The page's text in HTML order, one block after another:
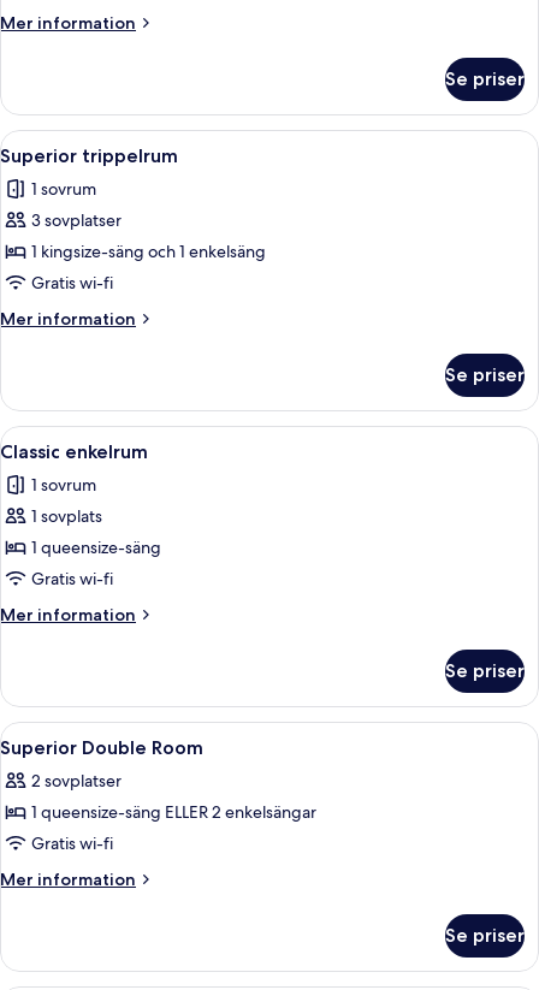
Mer information
Mer
dubbelrum
Se priser
Öppna
alla
foton
för
Superior
trippelrum
Ett hotellrum med två sängar, ett
4
Superior trippelrum
1 sovrum
3 sovplatser
1 kingsize-säng och 1 enkelsäng
Gratis wi-fi
Mer information
Mer
trippelrum
Se priser
Öppna
alla
foton
för
Classic
enkelrum
Ett hotellrum med en enkel säng,
3
Classic enkelrum
1 sovrum
1 sovplats
1 queensize-säng
Gratis wi-fi
Mer information
Mer
enkelrum
Se priser
Öppna
alla
foton
för
Superior
Double
Allergitestade sängkläder,
3
Superior Double Room
2 sovplatser
1 queensize-säng ELLER 2 enkelsängar
Gratis wi-fi
Mer information
Mer
Double
Se priser